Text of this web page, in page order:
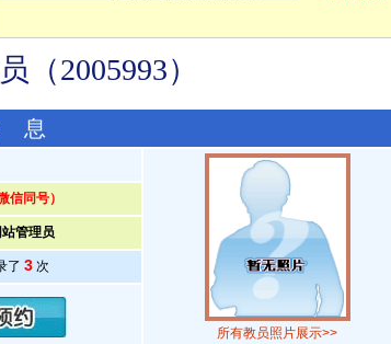
2005993）
息
所有教员照片展示>>
同号）
了 3次